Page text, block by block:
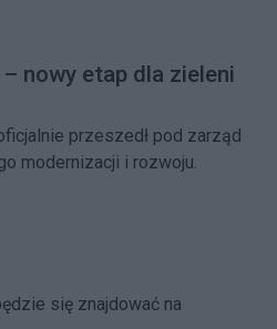
nowy etap dla zieleni
przeszedł pod zarząd
modernizacji i rozwoju.
się znajdować na